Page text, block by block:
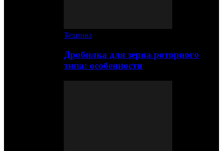
Техника
Дробилка для зерна роторного
типа: особенности